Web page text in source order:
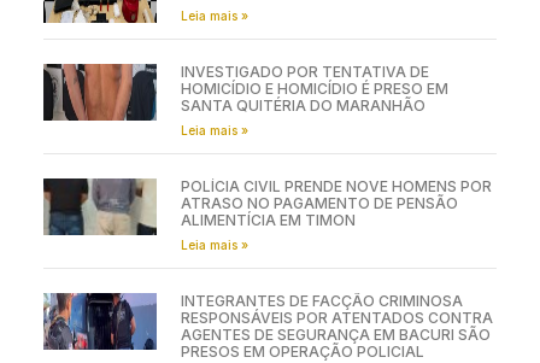
Leia mais »
INVESTIGADO POR TENTATIVA DE
HOMICÍDIO E HOMICÍDIO É PRESO EM
SANTA QUITÉRIA DO MARANHÃO
Leia mais »
POLÍCIA CIVIL PRENDE NOVE HOMENS POR
ATRASO NO PAGAMENTO DE PENSÃO
ALIMENTÍCIA EM TIMON
Leia mais »
INTEGRANTES DE FACÇÃO CRIMINOSA
RESPONSÁVEIS POR ATENTADOS CONTRA
AGENTES DE SEGURANÇA EM BACURI SÃO
PRESOS EM OPERAÇÃO POLICIAL